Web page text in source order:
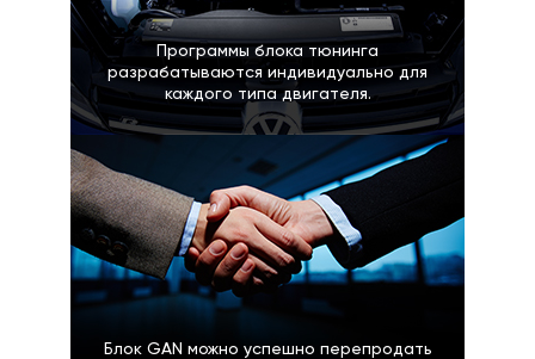
Программы блока тюнинга
разрабатываются индивидуально для
каждого типа двигателя.
Блок GAN можно успешно перепродать